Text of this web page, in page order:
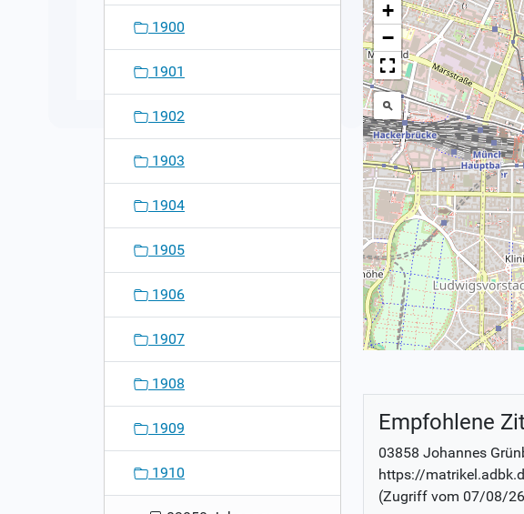
+
−
Empfohlene
03858 Johannes
https://
(Zugriff vom 07/08/26
1900
1901
1902
1903
1904
1905
1906
1907
1908
1909
1910